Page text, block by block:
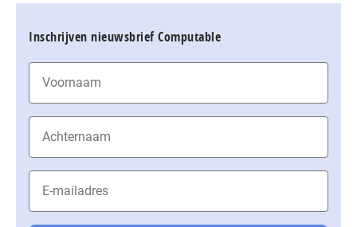
Inschrijven nieuwsbrief Computable